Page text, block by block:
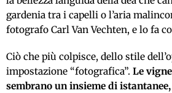
gardenia tra i capelli o l’aria
fotografo Carl Van Vechten, e lo fa
Ciò che più colpisce, dello stile
impostazione “fotografica”. Le
sembrano un insieme di